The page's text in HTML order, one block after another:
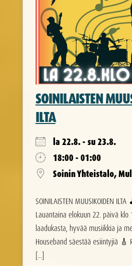
SOINILAISTEN
ILTA
la 22.8. - su 23.8.
18:00 - 01:00
Soinin Yhteistalo,
SOINILAISTEN MUUSIKOIDEN
Lauantaina elokuun 22. päivä klo
laadukasta, hyvää musiikkia ja
Houseband säestää esiintyjiä 🎸
[...]